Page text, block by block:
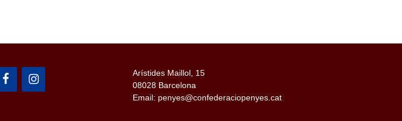
Arístides Maillol, 15
08028 Barcelona
Email: penyes@confederaciopenyes.cat